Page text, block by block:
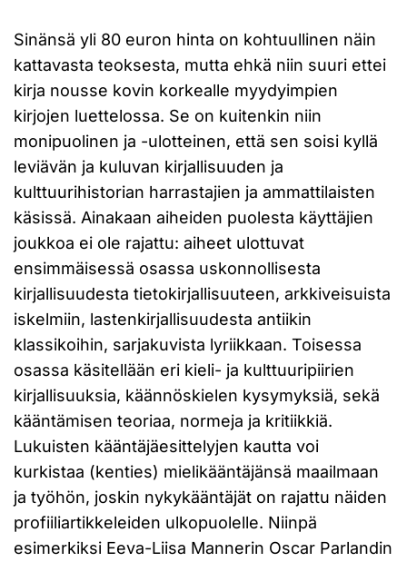
Sinänsä yli 80 euron hinta on kohtuullinen näin
kattavasta teoksesta, mutta ehkä niin suuri ettei
kirja nousse kovin korkealle myydyimpien
kirjojen luettelossa. Se on kuitenkin niin
monipuolinen ja -ulotteinen, että sen soisi kyllä
leviävän ja kuluvan kirjallisuuden ja
kulttuurihistorian harrastajien ja ammattilaisten
käsissä. Ainakaan aiheiden puolesta käyttäjien
joukkoa ei ole rajattu: aiheet ulottuvat
ensimmäisessä osassa uskonnollisesta
kirjallisuudesta tietokirjallisuuteen, arkkiveisuista
iskelmiin, lastenkirjallisuudesta antiikin
klassikoihin, sarjakuvista lyriikkaan. Toisessa
osassa käsitellään eri kieli- ja kulttuuripiirien
kirjallisuuksia, käännöskielen kysymyksiä, sekä
kääntämisen teoriaa, normeja ja kritiikkiä.
Lukuisten kääntäjäesittelyjen kautta voi
kurkistaa (kenties) mielikääntäjänsä maailmaan
ja työhön, joskin nykykääntäjät on rajattu näiden
profiiliartikkeleiden ulkopuolelle. Niinpä
esimerkiksi Eeva-Liisa Mannerin Oscar Parlandin